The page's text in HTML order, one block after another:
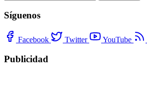
Síguenos
Facebook Twitter YouTube
Publicidad